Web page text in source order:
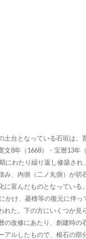
土台となっている石垣は、
文8年（1668）・宝暦13年
にわたり繰り返し修築さ
み、内側（二ノ丸側）が切
に富んだものとなっている。
かけ、菱櫓等の復元に伴っ
れた。下の方にいくつか見
の改修にあたり、創建時の
アルしたもので、根石の部